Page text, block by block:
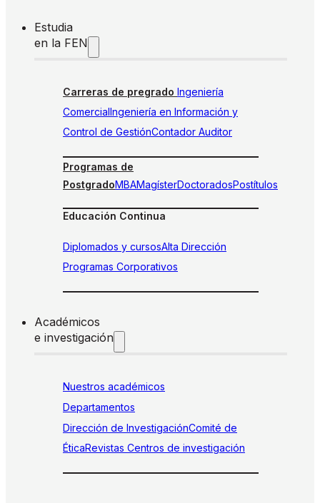
Estudia
en la FEN
Carreras de pregrado Ingeniería
ComercialIngeniería en Información y
Control de GestiónContador Auditor
Programas de
PostgradoMBAMagísterDoctoradosPostítulos
Educación Continua
Diplomados y cursosAlta Dirección
Programas Corporativos
Académicos
e investigación
Nuestros académicos
Departamentos
Dirección de InvestigaciónComité de
ÉticaRevistas Centros de investigación